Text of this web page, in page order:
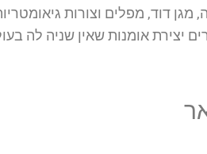
דוד, מפלים וצורות
יצירת אומנות שאין שניה לה